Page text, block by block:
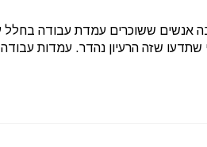
אנשים ששוכרים עמדת עבודה בחלל
שזה הרעיון נהדר. עמדות